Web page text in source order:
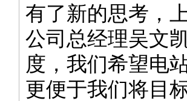
有了新的思考，
公司总经理吴文
度，我们希望电
更便于我们将目